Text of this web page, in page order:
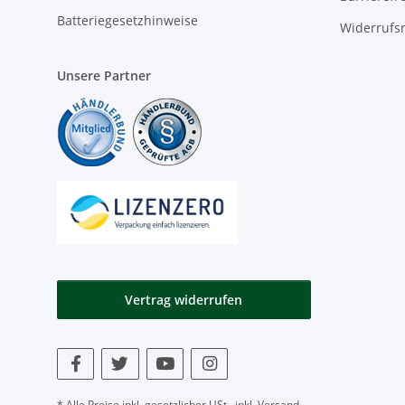
Batteriegesetzhinweise
Unsere Partner
Vertrag widerrufen